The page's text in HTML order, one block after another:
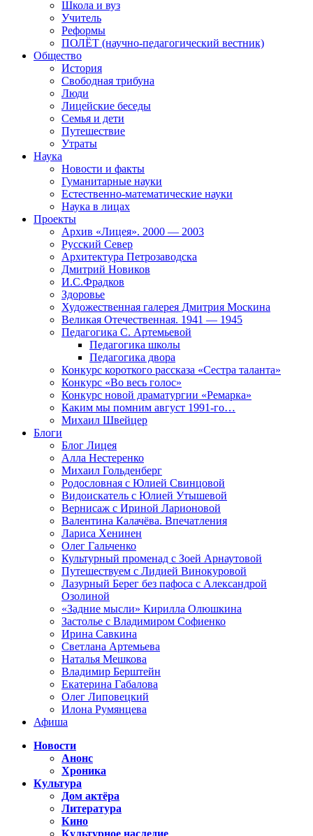
Школа и вуз
Учитель
Реформы
ПОЛЁТ (научно-педагогический вестник)
Общество
История
Свободная трибуна
Люди
Лицейские беседы
Семья и дети
Путешествие
Утраты
Наука
Новости и факты
Гуманитарные науки
Естественно-математические науки
Наука в лицах
Проекты
Архив «Лицея». 2000 — 2003
Русский Север
Архитектура Петрозаводска
Дмитрий Новиков
И.С.Фрадков
Здоровье
Художественная галерея Дмитрия Москина
Великая Отечественная. 1941 — 1945
Педагогика С. Артемьевой
Педагогика школы
Педагогика двора
Конкурс короткого рассказа «Сестра таланта»
Конкурс «Во весь голос»
Конкурс новой драматургии «Ремарка»
Каким мы помним август 1991-го…
Михаил Швейцер
Блоги
Блог Лицея
Алла Нестеренко
Михаил Гольденберг
Родословная с Юлией Свинцовой
Видоискатель с Юлией Утышевой
Вернисаж с Ириной Ларионовой
Валентина Калачёва. Впечатления
Лариса Хенинен
Олег Гальченко
Культурный променад с Зоей Арнаутовой
Путешествуем с Лидией Винокуровой
Лазурный Берег без пафоса с Александрой
Озолиной
«Задние мысли» Кирилла Олюшкина
Застолье с Владимиром Софиенко
Ирина Савкина
Светлана Артемьева
Наталья Мешкова
Владимир Берштейн
Екатерина Габалова
Олег Липовецкий
Илона Румянцева
Афиша
Новости
Анонс
Хроника
Культура
Дом актёра
Литература
Кино